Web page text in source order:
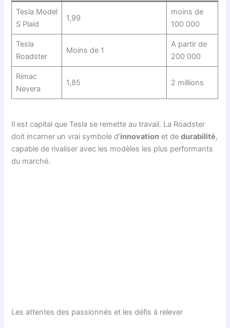
Tesla Model
S Plaid
1,99
moins de
100 000
Tesla
Roadster
Moins de 1
A partir de
200 000
Rimac
Nevera
1,85 2 millions
Il est capital que Tesla se remette au travail. La Roadster
doit incarner un vrai symbole d’innovation et dedurabilité,
capable de rivaliser avec les modèles les plus performants
du marché.
Les attentes des passionnés et les défis à relever